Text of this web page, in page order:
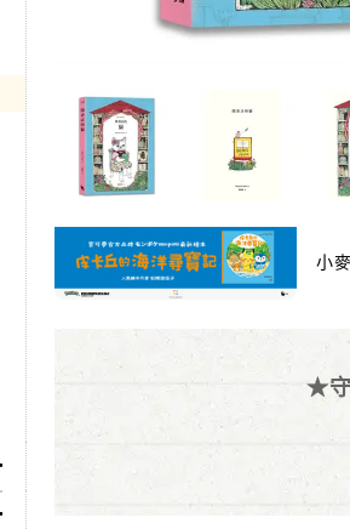
小
★守